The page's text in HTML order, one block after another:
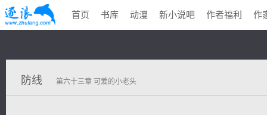
首页 书库 动漫 新小说吧 作者福利 作
防线 第六十三章 可爱的小老头